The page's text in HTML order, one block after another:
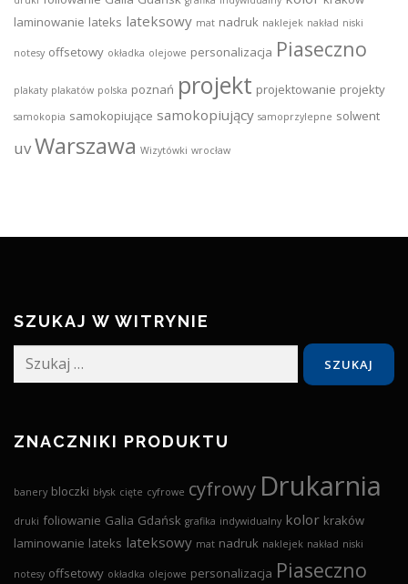
laminowanie lateks lateksowy mat nadruk naklejek nakład niski
notesy offsetowy okładka olejowe personalizacja Piaseczno
plakaty plakatów polska poznań projekt projektowanie projekty
samokopia samokopiujące samokopiujący samoprzylepne solwent
uvWarszawa Wizytówki wrocław
SZUKAJ W WITRYNIE
Szukaj:
ZNACZNIKI PRODUKTU
banery bloczki błysk cięte cyfrowe cyfrowy Drukarnia
druki foliowanie Galia Gdańsk grafika indywidualny kolor kraków
laminowanie lateks lateksowy mat nadruk naklejek nakład niski
notesy offsetowy okładka olejowe personalizacja Piaseczno